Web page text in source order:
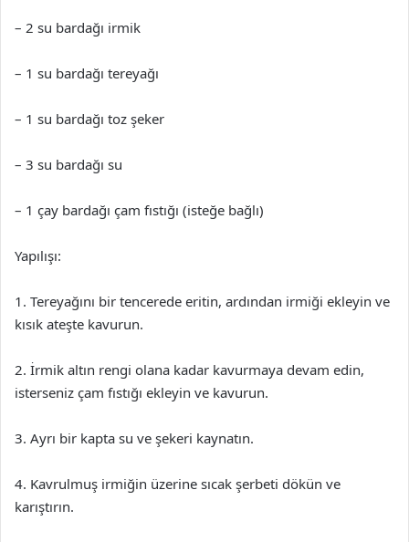
– 2 su bardağı irmik
– 1 su bardağı tereyağı
– 1 su bardağı toz şeker
– 3 su bardağı su
– 1 çay bardağı çam fıstığı (isteğe bağlı)
Yapılışı:
1. Tereyağını bir tencerede eritin, ardından irmiği ekleyin ve
kısık ateşte kavurun.
2. İrmik altın rengi olana kadar kavurmaya devam edin,
isterseniz çam fıstığı ekleyin ve kavurun.
3. Ayrı bir kapta su ve şekeri kaynatın.
4. Kavrulmuş irmiğin üzerine sıcak şerbeti dökün ve
karıştırın.